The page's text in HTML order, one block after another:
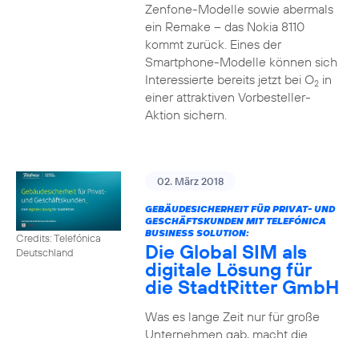
Zenfone-Modelle sowie abermals
ein Remake – das Nokia 8110
kommt zurück. Eines der
Smartphone-Modelle können sich
Interessierte bereits jetzt bei O2in
einer attraktiven Vorbesteller-
Aktion sichern.
Credits: Telefónica
Deutschland
02. März 2018
GEBÄUDESICHERHEIT FÜR PRIVAT- UND
GESCHÄFTSKUNDEN MIT TELEFÓNICA
BUSINESS SOLUTION:
Die Global SIM als
digitale Lösung für
die StadtRitter GmbH
Was es lange Zeit nur für große
Unternehmen gab, macht die